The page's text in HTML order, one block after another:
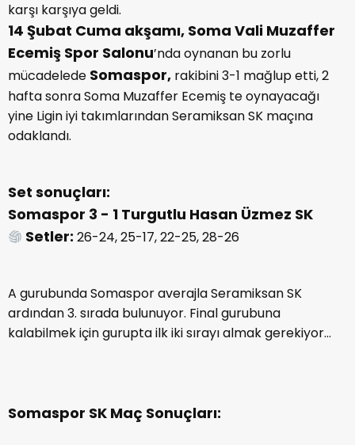
karşı karşıya geldi.
14 Şubat Cuma akşamı, Soma Vali Muzaffer
Ecemiş Spor Salonu’nda oynanan bu zorlu
mücadelede Somaspor, rakibini 3-1 mağlup etti, 2
hafta sonra Soma Muzaffer Ecemiş te oynayacağı
yine Ligin iyi takımlarından Seramiksan SK maçına
odaklandı.
Set sonuçları:
Somaspor 3 - 1 Turgutlu Hasan Üzmez SK
Setler: 26-24, 25-17, 22-25, 28-26
A gurubunda Somaspor averajla Seramiksan SK
ardından 3. sırada bulunuyor. Final gurubuna
kalabilmek için gurupta ilk iki sırayı almak gerekiyor…
Somaspor SK Maç Sonuçları: